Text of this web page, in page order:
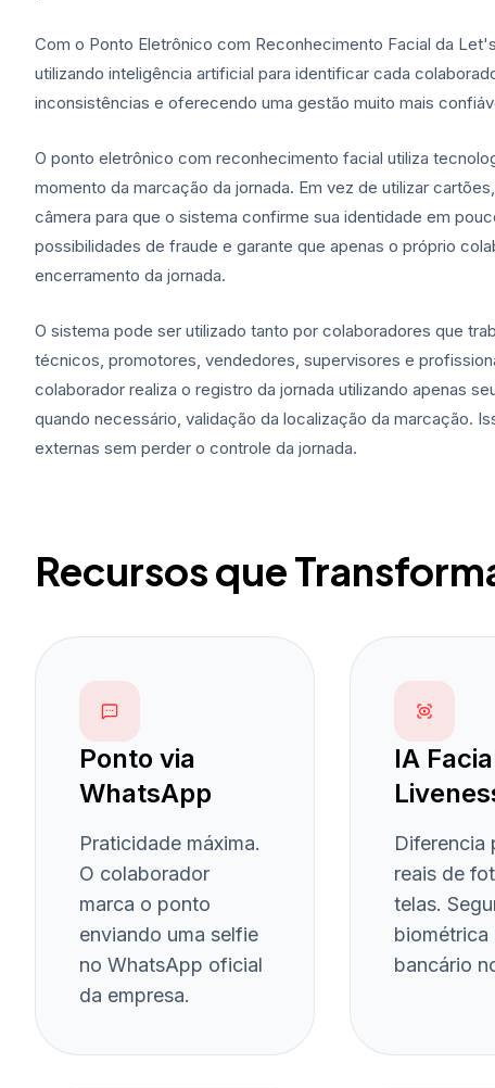
Com o Ponto Eletrônico com Reconhecimento Facial da
utilizando inteligência artificial para identificar cada
inconsistências e oferecendo uma gestão muito mais
O ponto eletrônico com reconhecimento facial utiliza
momento da marcação da jornada. Em vez de utilizar
câmera para que o sistema confirme sua identidade em
possibilidades de fraude e garante que apenas o próprio
encerramento da jornada.
O sistema pode ser utilizado tanto por colaboradores que
técnicos, promotores, vendedores, supervisores e
colaborador realiza o registro da jornada utilizando apenas
quando necessário, validação da localização da marcação.
externas sem perder o controle da jornada.
Recursos que
Ponto via
WhatsApp
Praticidade máxima.
O colaborador
marca o ponto
enviando uma selfie
no WhatsApp oficial
da empresa.
IA
Diferencia
reais de
telas.
biométrica
bancário